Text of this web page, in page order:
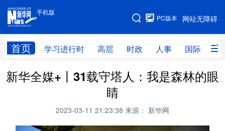
手机版
网站无障碍
PC版本
首页 学习进行时 高层 时政 人事 国际 财
手机版
网站地图
学习进行时 高层 时政 人事
全球连线
新华全媒+丨31载守塔人：我是森林的眼
睛
2023-03-11 21:23:38 来源： 新华网